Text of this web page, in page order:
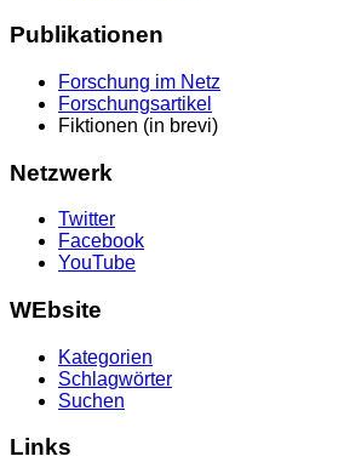
Publikationen
Forschung im Netz
Forschungsartikel
Fiktionen (in brevi)
Netzwerk
Twitter
Facebook
YouTube
WEbsite
Kategorien
Schlagwörter
Suchen
Links